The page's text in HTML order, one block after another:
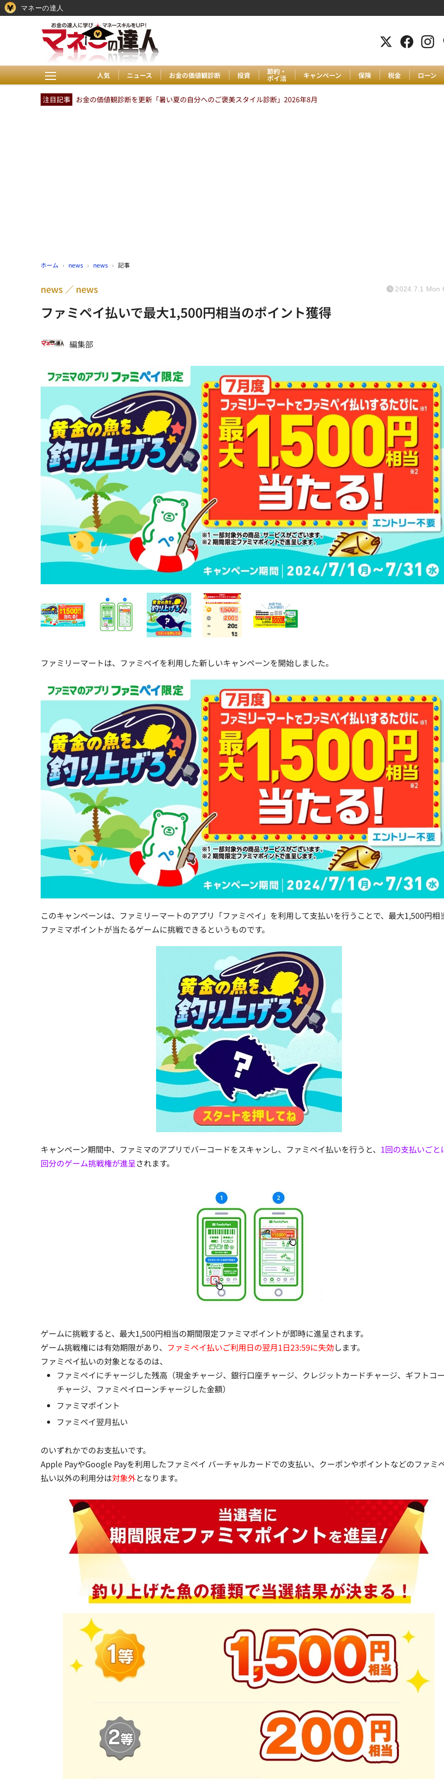
人気 ニュース お金の価値観診断 投資 節約・
ポイ活 キャンペーン 保険 税金 ローン
注目記事 お金の価値観診断を更新「暑い夏の自分へのご褒美スタイル診断」2026年8月
ホーム › news › news › 記事
ファミペイ払いで最大1,500円相当のポイント獲得
news news 2024.7.1 Mon
編集部
ファミリーマートは、ファミペイを利用した新しいキャンペーンを開始しました。
このキャンペーンは、ファミリーマートのアプリ「ファミペイ」を利用して支払いを行うことで、 最大1,500円相
ファミマポイントが当たるゲームに挑戦できる というものです。
キャンペーン期間中、ファミマのアプリでバーコードをスキャンし、ファミペイ払いを行うと、 1回の支払いごと
回分のゲーム挑戦権が進呈されます。
ゲームに挑戦すると、最大1,500円相当の期間限定ファミマポイントが即時に進呈されます。
ゲーム挑戦権には有効期限があり、 ファミペイ払いご利用日の翌月1日23:59に失効します。
ファミペイ払いの対象となるのは、
ファミペイにチャージした残高（現金チャージ、銀行口座チャージ、クレジットカードチャージ、ギフトコ
チャージ、ファミペイローンチャージした金額）
ファミマポイント
ファミペイ翌月払い
のいずれかでのお支払いです。
Apple PayやGoogle Payを利用したファミペイ バーチャルカードでの支払い、クーポンやポイントなどのファミ
払い以外の利用分は対象外となります。
マネーの達人